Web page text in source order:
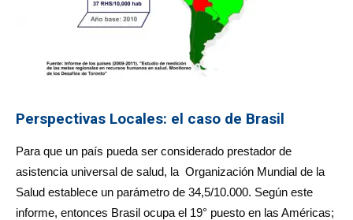
Perspectivas Locales: el caso de Brasil
Para que un país pueda ser considerado prestador de
asistencia universal de salud, la Organización Mundial de la
Salud establece un parámetro de 34,5/10.000. Según este
informe, entonces Brasil ocupa el 19° puesto en las Américas;